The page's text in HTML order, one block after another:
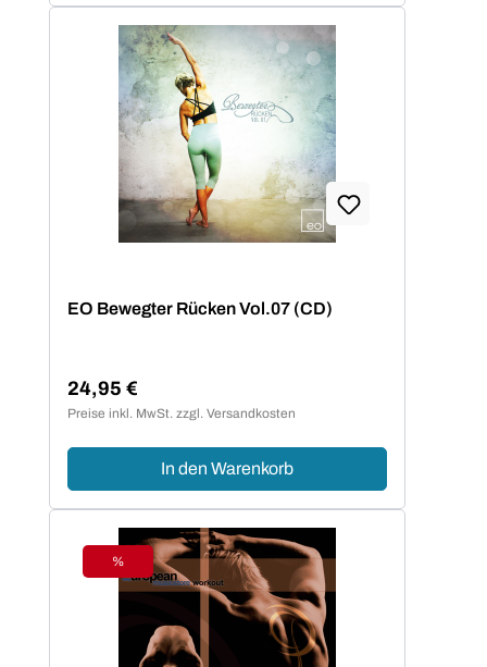
EO Bewegter Rücken Vol.07 (CD)
Regulärer Preis:
24,95 €
Preise inkl. MwSt. zzgl. Versandkosten
In den Warenkorb
Rabatt
%